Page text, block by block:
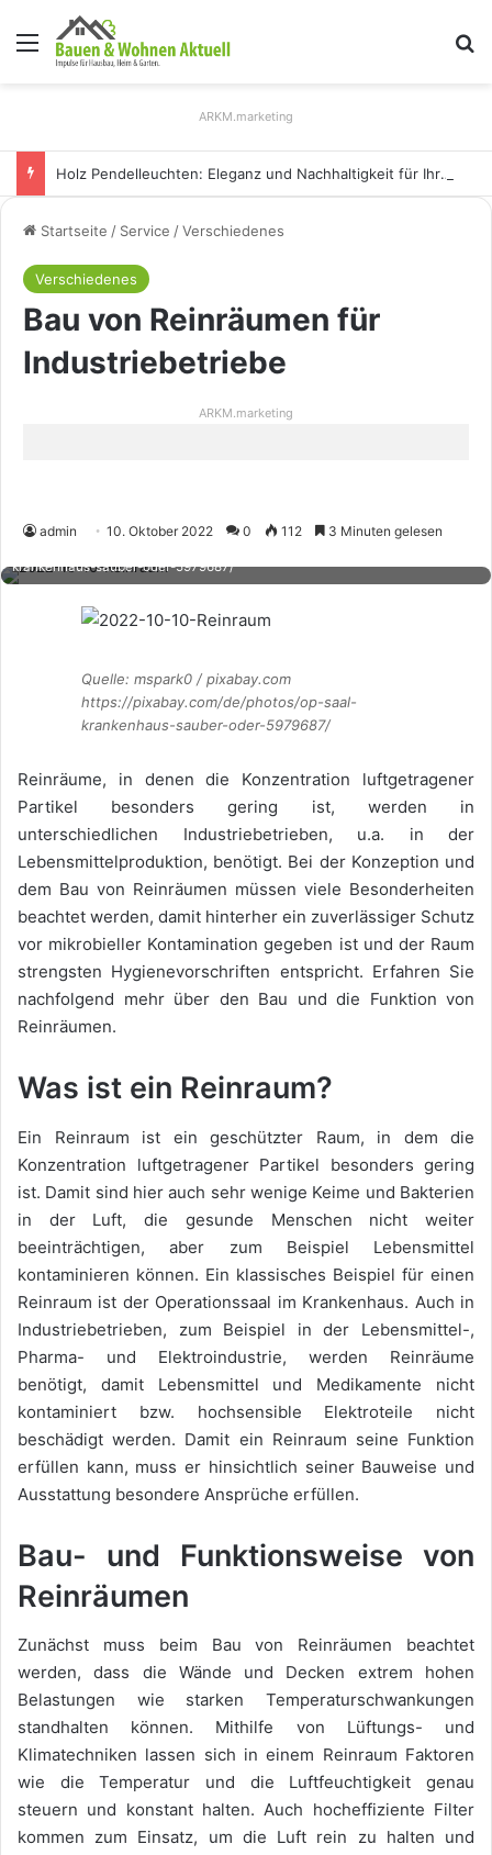
Menü
ARKM.marketing
Holz Pendelleuchten: Eleganz und Nachhaltigkeit für Ihr Zuhause
Startseite / Service /Verschiedenes
Verschiedenes
Bau von Reinräumen für
Industriebetriebe
ARKM.marketing
admin 10. Oktober 2022 0 112 3 Minuten gelesen
Quelle: mspark0 / pixabay.com https://pixabay.com/de/photos/op-saal-
krankenhaus-sauber-oder-5979687/
Quelle: mspark0 / pixabay.com
https://pixabay.com/de/photos/op-saal-
krankenhaus-sauber-oder-5979687/
Reinräume, in denen die Konzentration luftgetragener
Partikel besonders gering ist, werden in
unterschiedlichen Industriebetrieben, u.a. in der
Lebensmittelproduktion, benötigt. Bei der Konzeption und
dem Bau von Reinräumen müssen viele Besonderheiten
beachtet werden, damit hinterher ein zuverlässiger Schutz
vor mikrobieller Kontamination gegeben ist und der Raum
strengsten Hygienevorschriften entspricht. Erfahren Sie
nachfolgend mehr über den Bau und die Funktion von
Reinräumen.
Was ist ein Reinraum?
Ein Reinraum ist ein geschützter Raum, in dem die
Konzentration luftgetragener Partikel besonders gering
ist. Damit sind hier auch sehr wenige Keime und Bakterien
in der Luft, die gesunde Menschen nicht weiter
beeinträchtigen, aber zum Beispiel Lebensmittel
kontaminieren können. Ein klassisches Beispiel für einen
Reinraum ist der Operationssaal im Krankenhaus. Auch in
Industriebetrieben, zum Beispiel in der Lebensmittel-,
Pharma- und Elektroindustrie, werden Reinräume
benötigt, damit Lebensmittel und Medikamente nicht
kontaminiert bzw. hochsensible Elektroteile nicht
beschädigt werden. Damit ein Reinraum seine Funktion
erfüllen kann, muss er hinsichtlich seiner Bauweise und
Ausstattung besondere Ansprüche erfüllen.
Bau- und Funktionsweise von
Reinräumen
Zunächst muss beim Bau von Reinräumen beachtet
werden, dass die Wände und Decken extrem hohen
Belastungen wie starken Temperaturschwankungen
standhalten können. Mithilfe von Lüftungs- und
Klimatechniken lassen sich in einem Reinraum Faktoren
wie die Temperatur und die Luftfeuchtigkeit genau
steuern und konstant halten. Auch hocheffiziente Filter
kommen zum Einsatz, um die Luft rein zu halten und